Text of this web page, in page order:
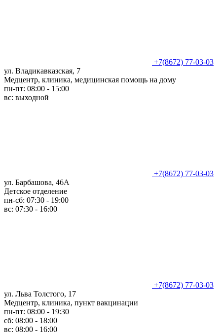
+7(8672) 77-03-03
ул. Владикавказская, 7
Медцентр, клиника, медицинская помощь на дому
пн-пт: 08:00 - 15:00
вс: выходной
+7(8672) 77-03-03
ул. Барбашова, 46А
Детское отделение
пн-сб: 07:30 - 19:00
вс: 07:30 - 16:00
+7(8672) 77-03-03
ул. Льва Толстого, 17
Медцентр, клиника, пункт вакцинации
пн-пт: 08:00 - 19:30
сб: 08:00 - 18:00
вс: 08:00 - 16:00